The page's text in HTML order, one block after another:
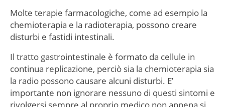
Molte terapie farmacologiche, come ad esempio la
chemioterapia e la radioterapia, possono creare
disturbi e fastidi intestinali.
Il tratto gastrointestinale è formato da cellule in
continua replicazione, perciò sia la chemioterapia sia
la radio possono causare alcuni disturbi. E’
importante non ignorare nessuno di questi sintomi e